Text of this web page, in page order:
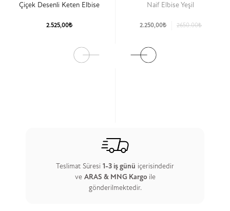
Çiçek Desenli Keten Elbise
2.525,00₺
Naif Elbise Yeşil
2.250,00₺ 2650.00₺
Teslimat Süresi 1-3 iş günü içerisindedir
ve ARAS & MNG Kargo ile
gönderilmektedir.